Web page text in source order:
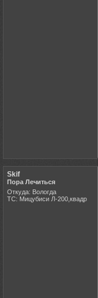
Skif
Пора Лечиться
Откуда: Вологда
ТС: Мицубиси Л-200,квадр